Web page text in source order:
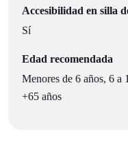
Accesibilidad en silla
Sí
Edad recomendada
Menores de 6 años, 6 a
+65 años